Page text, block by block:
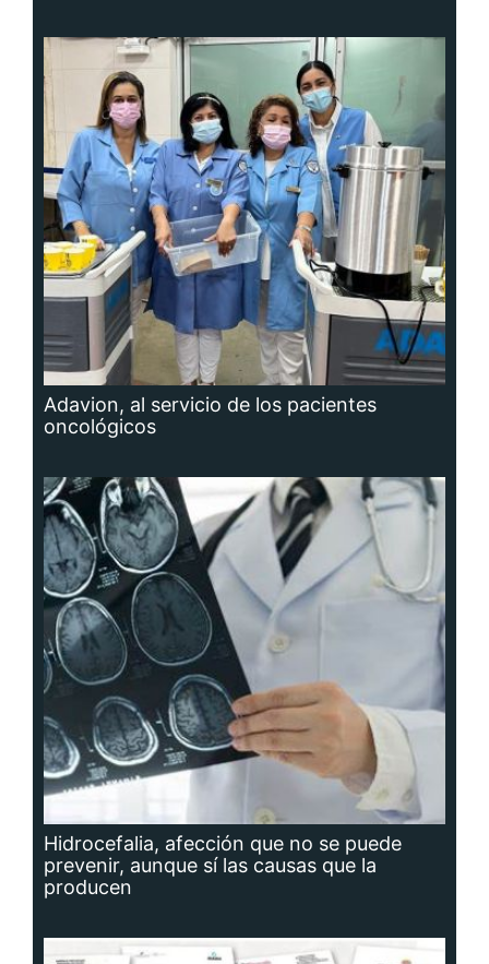
Adavion, al servicio de los pacientes
oncológicos
Hidrocefalia, afección que no se puede
prevenir, aunque sí las causas que la
producen